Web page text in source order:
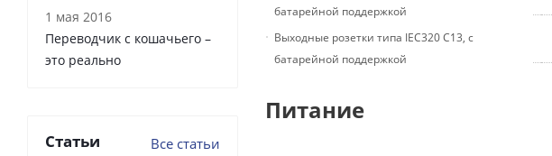
батарейной поддержкой
Выходные розетки типа IEC320 С13, с
батарейной поддержкой
Питание
1 мая 2016
Переводчик с кошачьего –
это реально
Статьи Все статьи